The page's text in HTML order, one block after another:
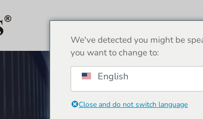
We've detected you might be
you want to change to:
English
Close and do not switch language